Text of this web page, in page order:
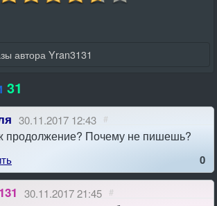
автора Yran3131
31
30.11.2017 12:43 #
продолжение? Почему не пишешь?
0
30.11.2017 21:45 #